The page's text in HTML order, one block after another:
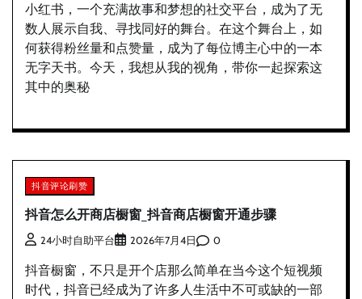
小红书，一个充满故事和梦想的社交平台，成为了无
数人展示自我、寻找同好的舞台。在这个舞台上，如
何获得粉丝量和点赞量，成为了每位博主心中的一本
无字天书。今天，我想从我的视角，带你一起探索这
其中的奥秘
抖音评论刷赞
抖音怎么开商店橱窗_抖音商店橱窗开通步骤
24小时自助平台 2026年7月4日 0
抖音橱窗，不只是开个店那么简单在当今这个短视频
时代，抖音已经成为了许多人生活中不可或缺的一部